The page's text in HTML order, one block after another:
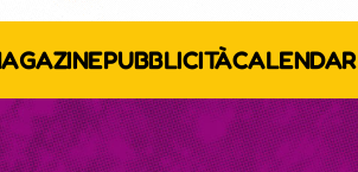
PUBBLICITÀCALENDAR